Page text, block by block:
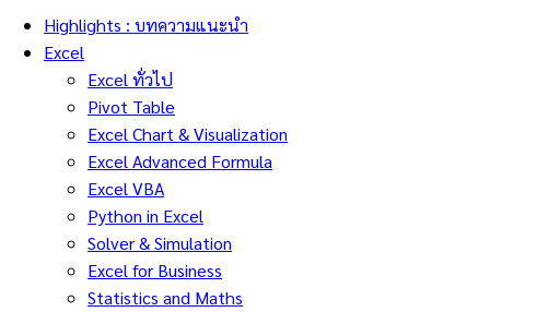
Highlights : บทความแนะนำ
Excel
Excel ทั่วไป
Pivot Table
Excel Chart & Visualization
Excel Advanced Formula
Excel VBA
Python in Excel
Solver & Simulation
Excel for Business
Statistics and Maths